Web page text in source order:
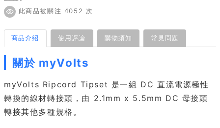
此商品被關注 4052 次
商品介紹 使用評論 購物須知 常見問題
關於 myVolts
myVolts Ripcord Tipset 是一組 DC 直流電源極性
轉換的線材轉接頭，由 2.1mm x 5.5mm DC 母接頭
轉接其他多種規格。